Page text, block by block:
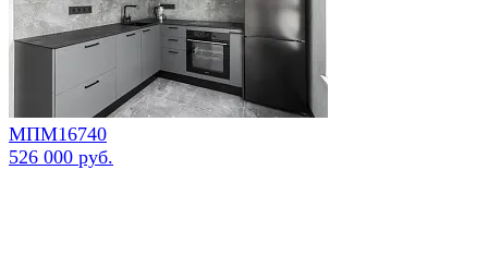
МПМ16740
526 000 руб.